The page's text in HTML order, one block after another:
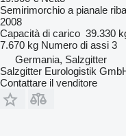
Semirimorchio a pianale
2008
Capacità di carico 39.330
7.670 kg Numero di assi 3
Germania, Salzgitter
Salzgitter Eurologistik
Contattare il venditore